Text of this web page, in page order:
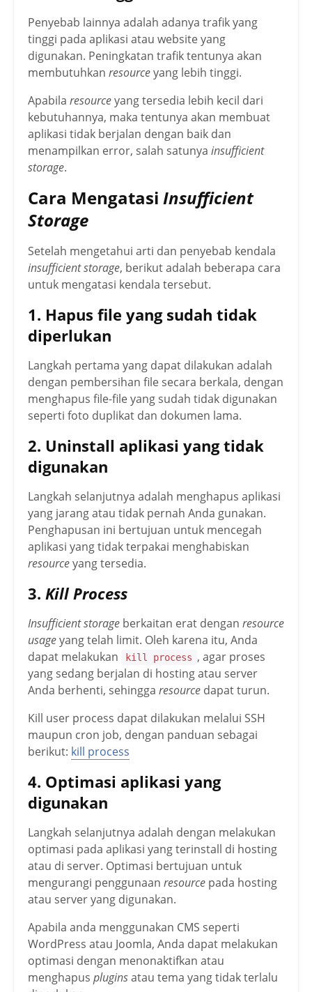
Penyebab lainnya adalah adanya trafik yang
tinggi pada aplikasi atau website yang
digunakan. Peningkatan trafik tentunya akan
membutuhkan resourceyang lebih tinggi.
Apabila resourceyang tersedia lebih kecil dari
kebutuhannya, maka tentunya akan membuat
aplikasi tidak berjalan dengan baik dan
menampilkan error, salah satunya insufficient
storage.
Cara Mengatasi Insufficient
Storage
Setelah mengetahui arti dan penyebab kendala
insufficient storage, berikut adalah beberapa cara
untuk mengatasi kendala tersebut.
1. Hapus file yang sudah tidak
diperlukan
Langkah pertama yang dapat dilakukan adalah
dengan pembersihan file secara berkala, dengan
menghapus file-file yang sudah tidak digunakan
seperti foto duplikat dan dokumen lama.
2. Uninstall aplikasi yang tidak
digunakan
Langkah selanjutnya adalah menghapus aplikasi
yang jarang atau tidak pernah Anda gunakan.
Penghapusan ini bertujuan untuk mencegah
aplikasi yang tidak terpakai menghabiskan
resourceyang tersedia.
3. Kill Process
Insufficient storage berkaitan erat dengan resource
usageyang telah limit. Oleh karena itu, Anda
dapat melakukan
kill process , agar proses
yang sedang berjalan di hosting atau server
Anda berhenti, sehingga resource dapat turun.
Kill user process dapat dilakukan melalui SSH
maupun cron job, dengan panduan sebagai
berikut: kill process
4. Optimasi aplikasi yang
digunakan
Langkah selanjutnya adalah dengan melakukan
optimasi pada aplikasi yang terinstall di hosting
atau di server. Optimasi bertujuan untuk
mengurangi penggunaan resource pada hosting
atau server yang digunakan.
Apabila anda menggunakan CMS seperti
WordPress atau Joomla, Anda dapat melakukan
optimasi dengan menonaktifkan atau
menghapus pluginsatau tema yang tidak terlalu